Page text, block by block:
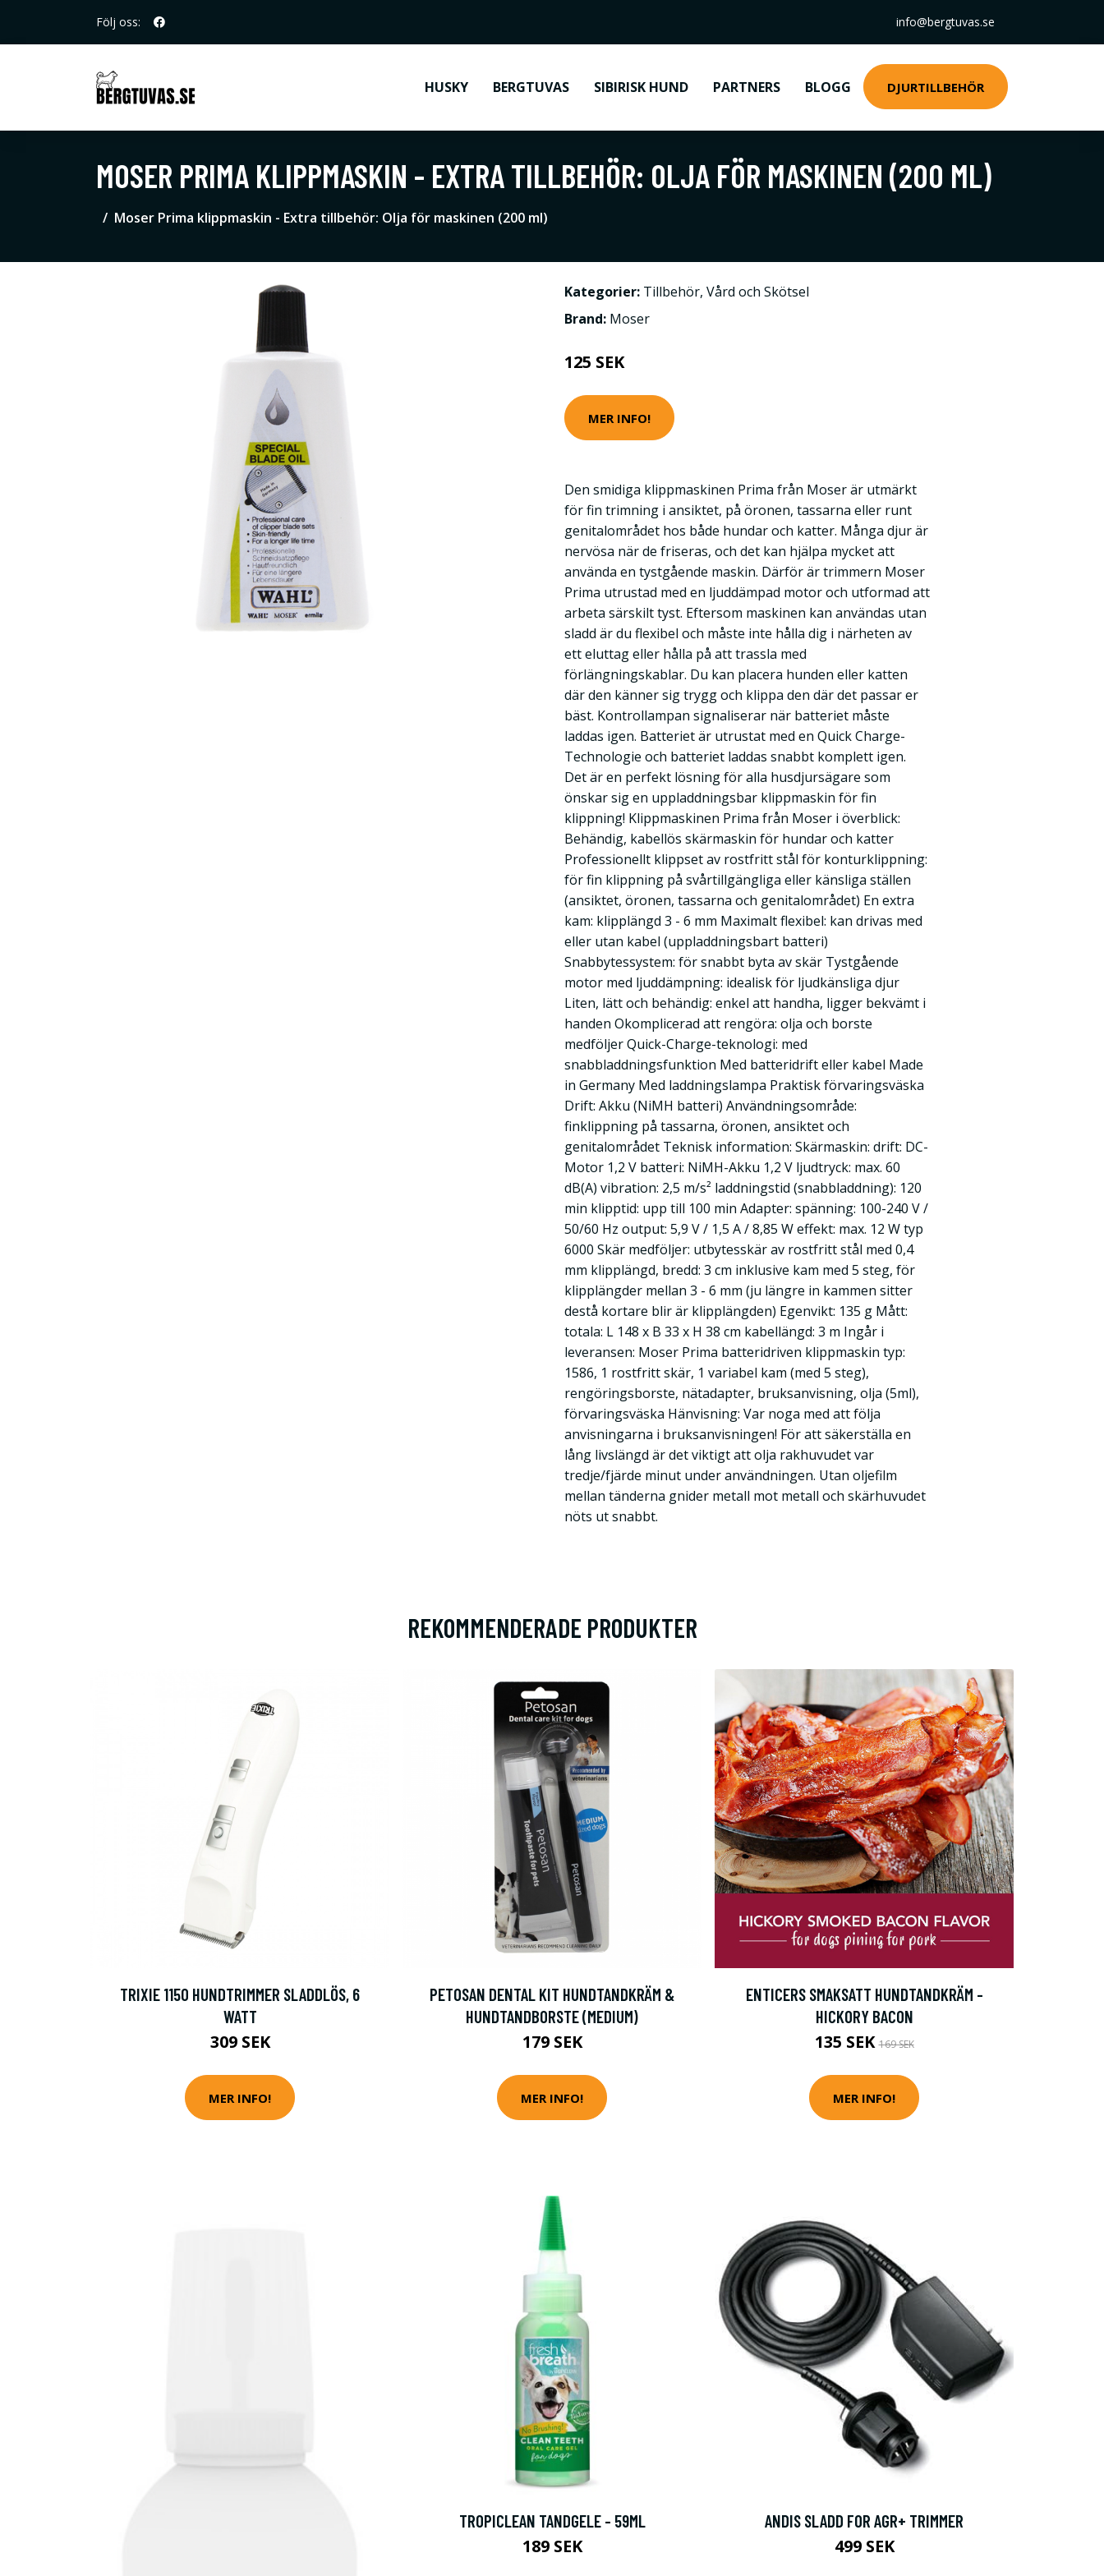
Följ oss: info@bergtuvas.se
HUSKY BERGTUVAS SIBIRISK HUND PARTNERS BLOGG DJURTILLBEHÖR
MOSER PRIMA KLIPPMASKIN - EXTRA TILLBEHÖR: OLJA FÖR MASKINEN (200 ML)
Moser Prima klippmaskin - Extra tillbehör: Olja för maskinen (200 ml)
Kategorier: Tillbehör, Vård och Skötsel
Brand: Moser
125 SEK
MER INFO!
Den smidiga klippmaskinen Prima från Moser är utmärkt
för fin trimning i ansiktet, på öronen, tassarna eller runt
genitalområdet hos både hundar och katter. Många djur är
nervösa när de friseras, och det kan hjälpa mycket att
använda en tystgående maskin. Därför är trimmern Moser
Prima utrustad med en ljuddämpad motor och utformad att
arbeta särskilt tyst. Eftersom maskinen kan användas utan
sladd är du flexibel och måste inte hålla dig i närheten av
ett eluttag eller hålla på att trassla med
förlängningskablar. Du kan placera hunden eller katten
där den känner sig trygg och klippa den där det passar er
bäst. Kontrollampan signaliserar när batteriet måste
laddas igen. Batteriet är utrustat med en Quick Charge-
Technologie och batteriet laddas snabbt komplett igen.
Det är en perfekt lösning för alla husdjursägare som
önskar sig en uppladdningsbar klippmaskin för fin
klippning! Klippmaskinen Prima från Moser i överblick:
Behändig, kabellös skärmaskin för hundar och katter
Professionellt klippset av rostfritt stål för konturklippning:
för fin klippning på svårtillgängliga eller känsliga ställen
(ansiktet, öronen, tassarna och genitalområdet) En extra
kam: klipplängd 3 - 6 mm Maximalt flexibel: kan drivas med
eller utan kabel (uppladdningsbart batteri)
Snabbytessystem: för snabbt byta av skär Tystgående
motor med ljuddämpning: idealisk för ljudkänsliga djur
Liten, lätt och behändig: enkel att handha, ligger bekvämt i
handen Okomplicerad att rengöra: olja och borste
medföljer Quick-Charge-teknologi: med
snabbladdningsfunktion Med batteridrift eller kabel Made
in Germany Med laddningslampa Praktisk förvaringsväska
Drift: Akku (NiMH batteri) Användningsområde:
finklippning på tassarna, öronen, ansiktet och
genitalområdet Teknisk information: Skärmaskin: drift: DC-
Motor 1,2 V batteri: NiMH-Akku 1,2 V ljudtryck: max. 60
dB(A) vibration: 2,5 m/s² laddningstid (snabbladdning): 120
min klipptid: upp till 100 min Adapter: spänning: 100-240 V /
50/60 Hz output: 5,9 V / 1,5 A / 8,85 W effekt: max. 12 W typ
6000 Skär medföljer: utbytesskär av rostfritt stål med 0,4
mm klipplängd, bredd: 3 cm inklusive kam med 5 steg, för
klipplängder mellan 3 - 6 mm (ju längre in kammen sitter
destå kortare blir är klipplängden) Egenvikt: 135 g Mått:
totala: L 148 x B 33 x H 38 cm kabellängd: 3 m Ingår i
leveransen: Moser Prima batteridriven klippmaskin typ:
1586, 1 rostfritt skär, 1 variabel kam (med 5 steg),
rengöringsborste, nätadapter, bruksanvisning, olja (5ml),
förvaringsväska Hänvisning: Var noga med att följa
anvisningarna i bruksanvisningen! För att säkerställa en
lång livslängd är det viktigt att olja rakhuvudet var
tredje/fjärde minut under användningen. Utan oljefilm
mellan tänderna gnider metall mot metall och skärhuvudet
nöts ut snabbt.
REKOMMENDERADE PRODUKTER
TRIXIE 1150 HUNDTRIMMER SLADDLÖS, 6
WATT
309 SEK
MER INFO!
PETOSAN DENTAL KIT HUNDTANDKRÄM &
HUNDTANDBORSTE (MEDIUM)
179 SEK
MER INFO!
ENTICERS SMAKSATT HUNDTANDKRÄM -
HICKORY BACON
135 SEK169 SEK
MER INFO!
TROPICLEAN TANDGELE - 59ML
189 SEK
ANDIS SLADD FOR AGR+ TRIMMER
499 SEK